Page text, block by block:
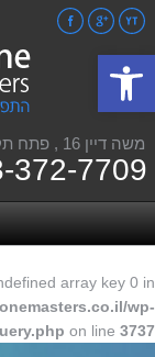
פתח סרגל נגישות
משה דיין 16 , פתח תקווה
372-7709
FacebookGoogle+
YouTube
array key 0 in
wp-
on line 3737